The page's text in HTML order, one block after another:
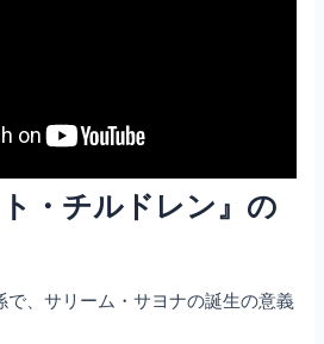
ト・チルドレン』の
で、サリーム・サヨナの誕生の意義